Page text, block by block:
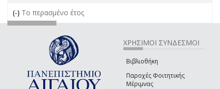
(-) Remove Το περασμένο έτος filter
Το περασμένο έτος
ΧΡΗΣΙΜΟΙ ΣΥΝΔΕΣΜΟΙ
Βιβλιοθήκη
Παροχές Φοιτητικής
Μέριμνας